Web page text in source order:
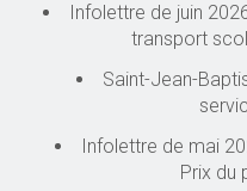
Infolettre de juin
transport
Saint-Jean-
Infolettre de mai
Prix du